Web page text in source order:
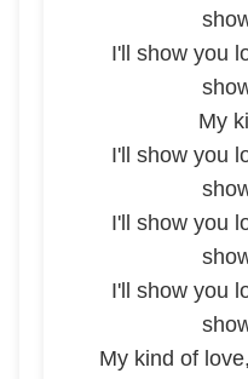
I'll show you
My
I'll show you
I'll show you
I'll show you
My kind of